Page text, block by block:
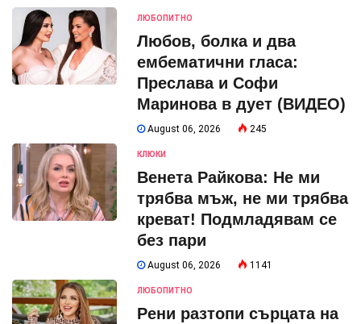
ЛЮБОПИТНО
Любов, болка и два
ембематични гласа:
Преслава и Софи
Маринова в дует (ВИДЕО)
August 06, 2026 245
КЛЮКИ
Венета Райкова: Не ми
трябва мъж, не ми трябва
креват! Подмладявам се
без пари
August 06, 2026 1141
ЛЮБОПИТНО
Рени разтопи сърцата на